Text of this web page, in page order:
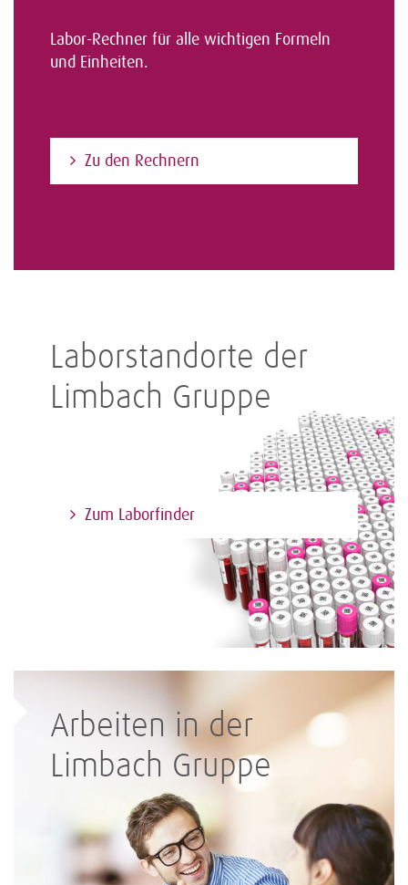
Labor-Rechner für alle wichtigen Formeln
und Einheiten.
Zu den Rechnern
Laborstandorte der
Limbach Gruppe
Zum Laborfinder
Arbeiten in der
Limbach Gruppe